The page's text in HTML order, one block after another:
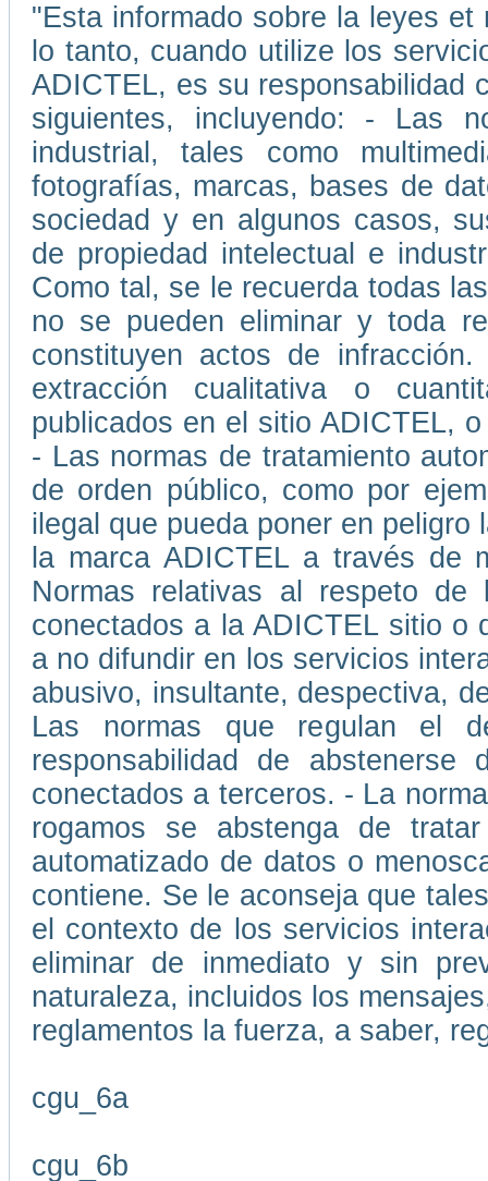
"Esta informado sobre la leyes
lo tanto, cuando utilize los
ADICTEL, es su responsabilidad
siguientes, incluyendo: - Las
industrial, tales como
fotografías, marcas, bases de
sociedad y en algunos casos,
de propiedad intelectual e
Como tal, se le recuerda todas
no se pueden eliminar y toda
constituyen actos de
extracción cualitativa o
publicados en el sitio ADICTEL,
- Las normas de tratamiento
de orden público, como por
ilegal que pueda poner en
la marca ADICTEL a través de
Normas relativas al respeto
conectados a la ADICTEL sitio o
a no difundir en los servicios
abusivo, insultante, despectiva,
Las normas que regulan el
responsabilidad de
conectados a terceros. - La
rogamos se abstenga de
automatizado de datos o
contiene. Se le aconseja que
el contexto de los servicios
eliminar de inmediato y sin
naturaleza, incluidos los
reglamentos la fuerza, a saber,
cgu_6a
cgu_6b